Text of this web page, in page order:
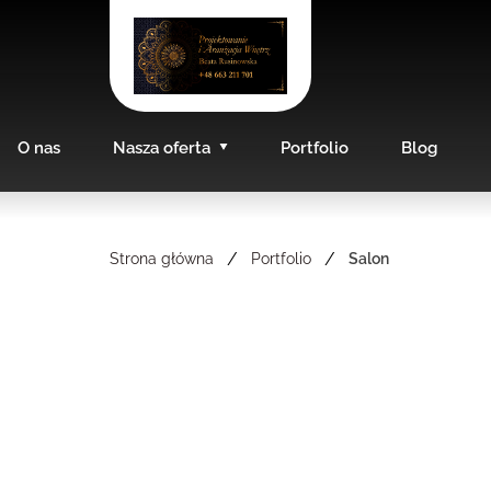
O nas Nasza oferta Portfolio Blog
Strona główna / Portfolio / Salon